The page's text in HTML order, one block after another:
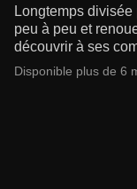
Longtemps
peu à peu et
découvrir à ses
Disponible plus de 6